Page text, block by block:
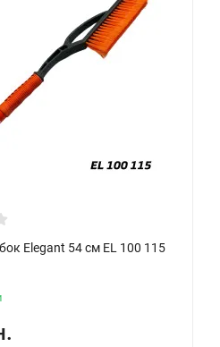
Elegant 54 см EL 100 115